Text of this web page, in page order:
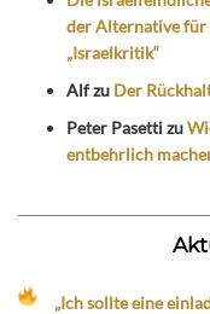
der Alternative für
„Israelkritik“
Alfzu Der
Peter Pasettizu
entbehrlich
„Ich sollte eine